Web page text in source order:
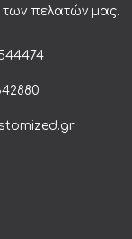
των πελατών μας.